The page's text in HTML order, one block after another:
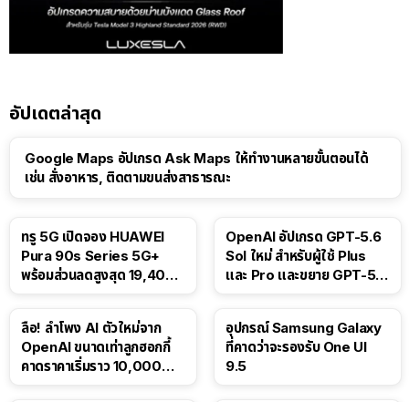
อัปเดตล่าสุด
Google Maps อัปเกรด Ask Maps ให้ทำงานหลายขั้นตอนได้
เช่น สั่งอาหาร, ติดตามขนส่งสาธารณะ
ทรู 5G เปิดจอง HUAWEI
Pura 90s Series 5G+
พร้อมส่วนลดสูงสุด 19,400
OpenAI อัปเกรด GPT-5.6
Sol ใหม่ สำหรับผู้ใช้ Plus
และ Pro และขยาย GPT-5.6
ลือ! ลำโพง AI ตัวใหม่จาก
OpenAI ขนาดเท่าลูกฮอกกี้
คาดราคาเริ่มราว 10,000
อุปกรณ์ Samsung Galaxy
ที่คาดว่าจะรองรับ One UI
9.5